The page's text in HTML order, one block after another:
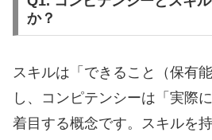
か？
スキルは「できること（保有
し、コンピテンシーは「実際
着目する概念です。スキルを